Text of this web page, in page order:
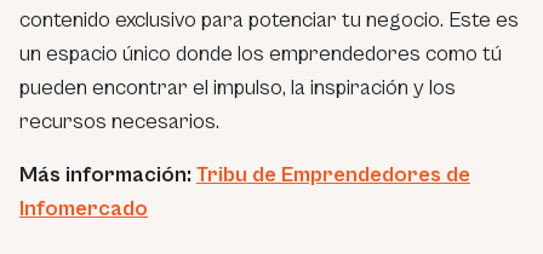
contenido exclusivo para potenciar tu negocio. Este es
un espacio único donde los emprendedores como tú
pueden encontrar el impulso, la inspiración y los
recursos necesarios.
Más información: Tribu de Emprendedores de
Infomercado